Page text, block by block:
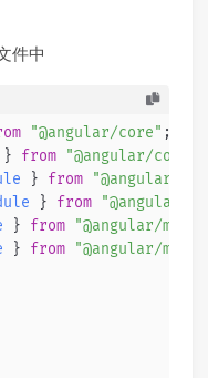
件中
"@angular/core" ;
} from
"@angular/
} from
"@angular/
} from
"@angular/
} from
"@angular/
} from "@angular/